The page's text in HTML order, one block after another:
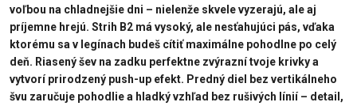
voľbou na chladnejšie dni – nielenže skvele vyzerajú, ale aj
príjemne hrejú. Strih B2 má vysoký, ale nesťahujúci pás, vďaka
ktorému sa v legínach budeš cítiť maximálne pohodlne po celý
deň. Riasený šev na zadku perfektne zvýrazní tvoje krivky a
vytvorí prirodzený push-up efekt. Predný diel bez vertikálneho
švu zaručuje pohodlie a hladký vzhľad bez rušivých línií – detail,